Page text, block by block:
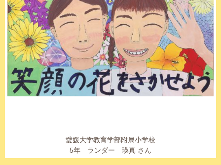
愛媛大学教育学部附属小学校
5年 ランダー 瑛真 さん